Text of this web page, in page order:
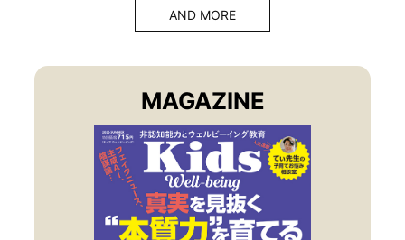
AND MORE
MAGAZINE